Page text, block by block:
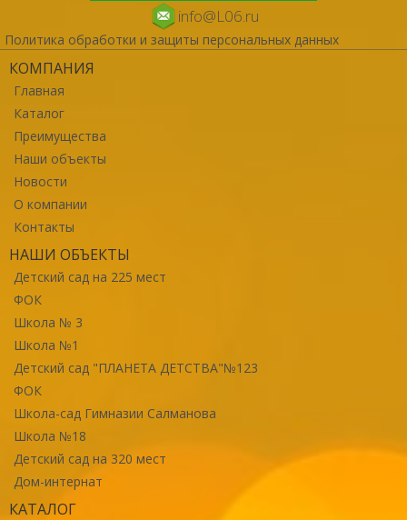
info@L06.ru
Политика обработки и защиты персональных данных
КОМПАНИЯ
Главная
Каталог
Преимущества
Наши объекты
Новости
О компании
Контакты
НАШИ ОБЪЕКТЫ
Детский сад на 225 мест
ФОК
Школа № 3
Школа №1
Детский сад "ПЛАНЕТА ДЕТСТВА"№123
ФОК
Школа-сад Гимназии Салманова
Школа №18
Детский сад на 320 мест
Дом-интернат
КАТАЛОГ